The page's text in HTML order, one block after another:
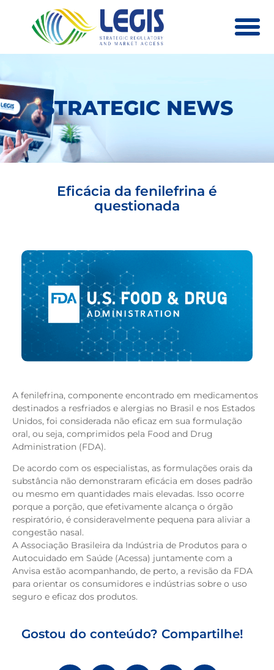
STRATEGIC NEWS
Eficácia da fenilefrina é
questionada
A fenilefrina, componente encontrado em medicamentos
destinados a resfriados e alergias no Brasil e nos Estados
Unidos, foi considerada não eficaz em sua formulação
oral, ou seja, comprimidos pela Food and Drug
Administration (FDA).
De acordo com os especialistas, as formulações orais da
substância não demonstraram eficácia em doses padrão
ou mesmo em quantidades mais elevadas. Isso ocorre
porque a porção, que efetivamente alcança o órgão
respiratório, é consideravelmente pequena para aliviar a
congestão nasal.
A Associação Brasileira da Indústria de Produtos para o
Autocuidado em Saúde (Acessa) juntamente com a
Anvisa estão acompanhando, de perto, a revisão da FDA
para orientar os consumidores e indústrias sobre o uso
seguro e eficaz dos produtos.
Gostou do conteúdo? Compartilhe!